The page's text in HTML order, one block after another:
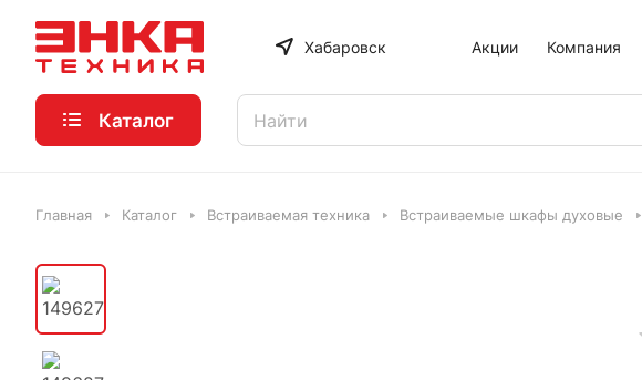
Хабаровск Акции Компания
Каталог
Главная Каталог Встраиваемая техника Встраиваемые шкафы духовые